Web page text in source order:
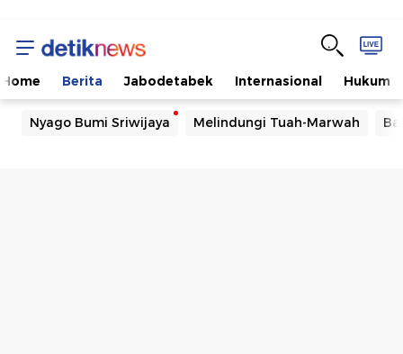
Home Berita Jabodetabek Internasional Hukum
Nyago Bumi Sriwijaya Melindungi Tuah-Marwah